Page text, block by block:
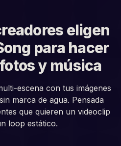
eligen
para hacer
y música
escena con tus imágenes
marca de agua. Pensada
que quieren un videoclip
loop estático.